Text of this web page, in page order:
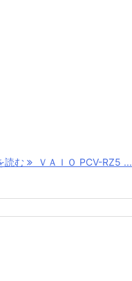
読む ＶＡＩＯ PCV-RZ5 ...